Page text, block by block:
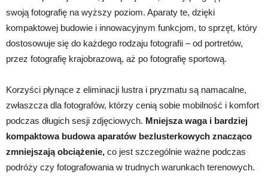
swoją fotografię na wyższy poziom. Aparaty te, dzięki
kompaktowej budowie i innowacyjnym funkcjom, to sprzęt, który
dostosowuje się do każdego rodzaju fotografii – od portretów,
przez fotografię krajobrazową, aż po fotografię sportową.
Korzyści płynące z eliminacji lustra i pryzmatu są namacalne,
zwłaszcza dla fotografów, którzy cenią sobie mobilność i komfort
podczas długich sesji zdjęciowych. Mniejsza waga i bardziej
kompaktowa budowa aparatów bezlusterkowych znacząco
zmniejszają obciążenie, co jest szczególnie ważne podczas
podróży czy fotografowania w trudnych warunkach terenowych.